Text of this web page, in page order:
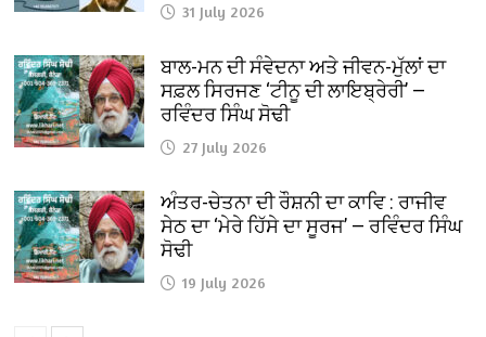
31 July 2026
ਬਾਲ-ਮਨ ਦੀ ਸੰਵੇਦਨਾ ਅਤੇ ਜੀਵਨ-ਮੁੱਲਾਂ ਦਾ
ਸਫ਼ਲ ਸਿਰਜਣ ‘ਟੀਨੂ ਦੀ ਲਾਇਬ੍ਰੇਰੀ’ —
ਰਵਿੰਦਰ ਸਿੰਘ ਸੋਢੀ
27 July 2026
ਅੰਤਰ-ਚੇਤਨਾ ਦੀ ਰੌਸ਼ਨੀ ਦਾ ਕਾਵਿ : ਰਾਜੀਵ
ਸੇਠ ਦਾ ‘ਮੇਰੇ ਹਿੱਸੇ ਦਾ ਸੂਰਜ’ — ਰਵਿੰਦਰ ਸਿੰਘ
ਸੋਢੀ
19 July 2026